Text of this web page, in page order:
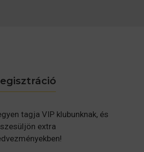
tagja VIP klubunknak, és
extra